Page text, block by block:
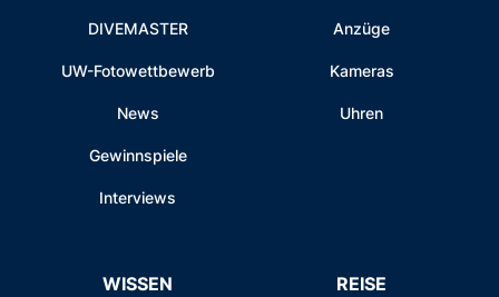
DIVEMASTER
UW-Fotowettbewerb
News
Gewinnspiele
Interviews
Anzüge
Kameras
Uhren
WISSEN REISE